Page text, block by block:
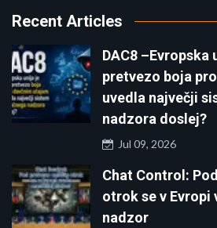
Recent Articles
DAC8 –Evropska
pretvezo boja
uvedla največji
nadzora doslej?
Jul 09, 2026
Chat Control:
otrok se v Evropi
nadzor